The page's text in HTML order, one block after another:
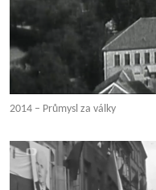
2014 – Průmysl za války